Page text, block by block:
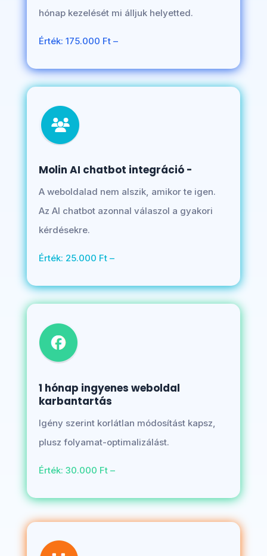
hónap kezelését mi álljuk helyetted.
Érték: 175.000 Ft –
Molin AI chatbot integráció -
A weboldalad nem alszik, amikor te igen.
Az AI chatbot azonnal válaszol a gyakori
kérdésekre.
Érték: 25.000 Ft –
1 hónap ingyenes weboldal
karbantartás
Igény szerint korlátlan módosítást kapsz,
plusz folyamat-optimalizálást.
Érték: 30.000 Ft –